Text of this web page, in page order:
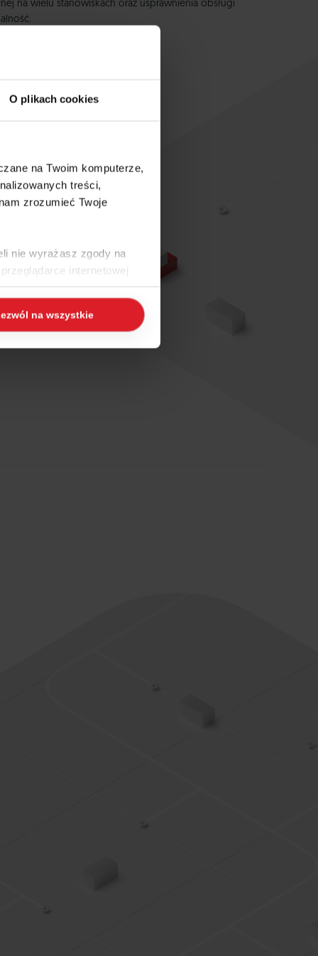
O plikach cookies
na Twoim komputerze,
treści,
zrozumieć Twoje
nie wyrażasz zgody na
internetowej
naszejPolityce Cookiesi
na wszystkie
na wielu stanowiskach oraz usprawnienia obsługi